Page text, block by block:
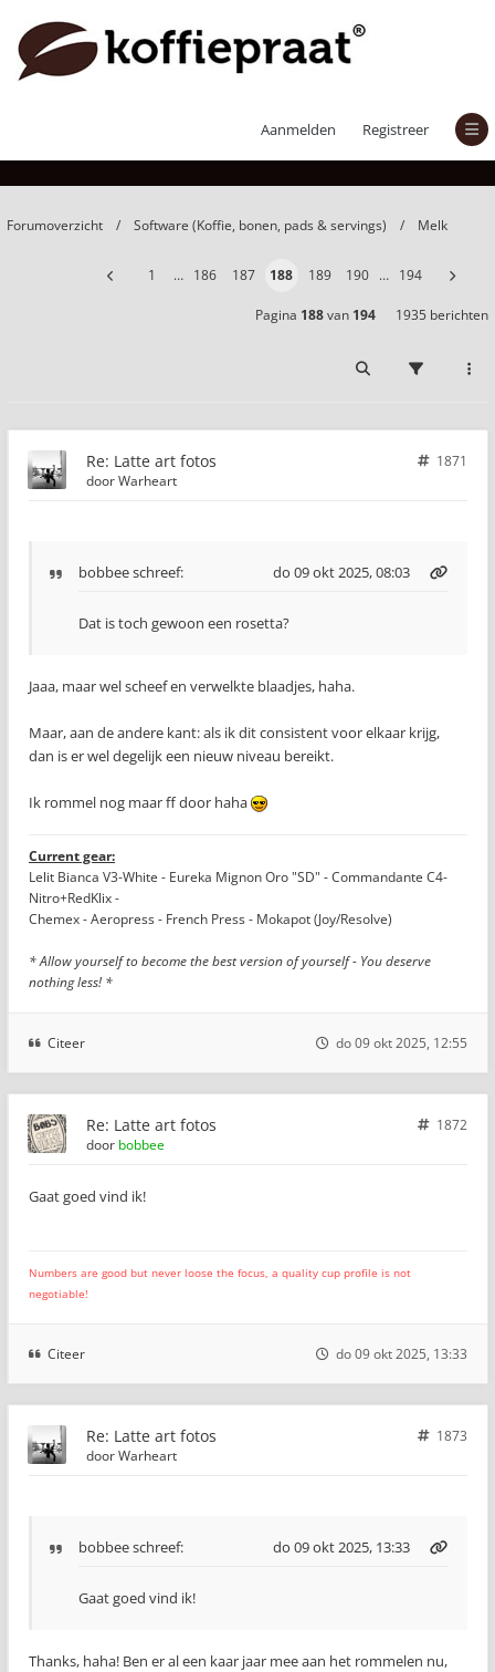
Aanmelden Registreer
Forumoverzicht Software (Koffie, bonen, pads & servings) Melk
1 … 186 187 188 189 190 … 194
Pagina 188van 194 1935 berichten
Re: Latte art fotos
1871
doorWarheart
bobbeeschreef: do 09 okt 2025, 08:03
Dat is toch gewoon een rosetta?
Jaaa, maar wel scheef en verwelkte blaadjes, haha.
Maar, aan de andere kant: als ik dit consistent voor elkaar krijg,
dan is er wel degelijk een nieuw niveau bereikt.
Ik rommel nog maar ff door haha
Current gear:
Lelit Bianca V3-White - Eureka Mignon Oro "SD" - Commandante C4-
Nitro+RedKlix -
Chemex - Aeropress - French Press - Mokapot (Joy/Resolve)
* Allow yourself to become the best version of yourself - You deserve
nothing less! *
Citeer do 09 okt 2025, 12:55
Re: Latte art fotos
1872
door bobbee
Gaat goed vind ik!
Numbers are good but never loose the focus, a quality cup profile is not
negotiable!
Citeer do 09 okt 2025, 13:33
Re: Latte art fotos
1873
doorWarheart
bobbeeschreef: do 09 okt 2025, 13:33
Gaat goed vind ik!
Thanks, haha! Ben er al een kaar jaar mee aan het rommelen nu,